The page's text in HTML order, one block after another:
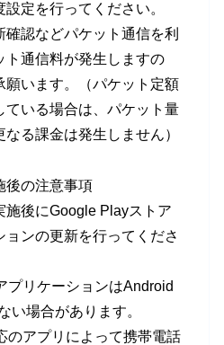
定を行ってください。
確認などパケット通信を利
ト通信料が発生しますの
願います。（パケット定額
ている場合は、パケット量
る課金は発生しません）
後の注意事項
施後にGoogle Playストア
ンの更新を行ってくださ
プリケーションはAndroid
い場合があります。
のアプリによって携帯電話